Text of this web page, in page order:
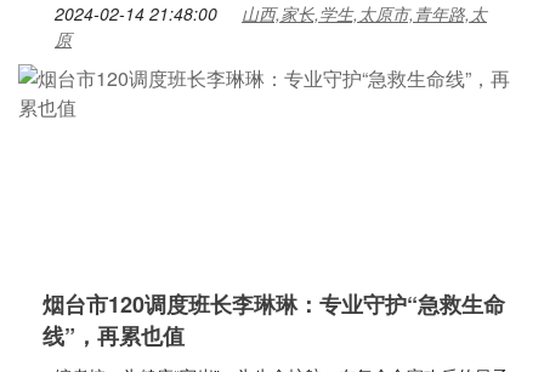
2024-02-14 21:48:00
山西,家长,学生,太原市,青年路,太
原
烟台市120调度班长李琳琳：专业守护“急救生命
线”，再累也值